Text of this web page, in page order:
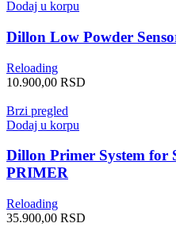
Dodaj u korpu
Dillon Low Powder
Reloading
10.900,00 RSD
Brzi pregled
Dodaj u korpu
Dillon Primer System for
PRIMER
Reloading
35.900,00 RSD